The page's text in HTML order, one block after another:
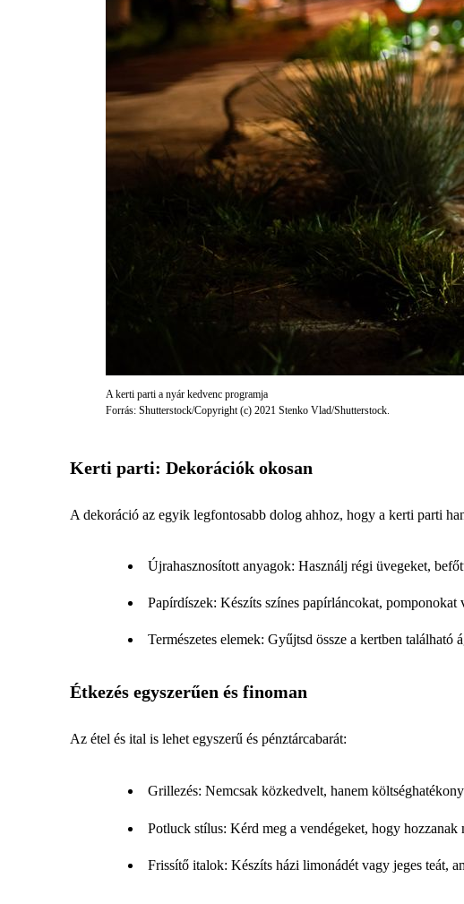
A kerti parti a nyár kedvenc programja
Forrás: Shutterstock/Copyright (c) 2021 Stenko Vlad/Shutterstock.
Kerti parti: Dekorációk okosan
A dekoráció az egyik legfontosabb dolog ahhoz, hogy a kerti parti
Újrahasznosított anyagok: Használj régi üvegeket,
Papírdíszek: Készíts színes papírláncokat,
Természetes elemek: Gyűjtsd össze a kertben található
Étkezés egyszerűen és finoman
Az étel és ital is lehet egyszerű és pénztárcabarát:
Grillezés: Nemcsak közkedvelt, hanem
Potluck stílus: Kérd meg a vendégeket, hogy
Frissítő italok: Készíts házi limonádét vagy jeges teát,